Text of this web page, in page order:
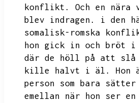
konflikt.
Och en
blev indragen.
i den
somalisk-romska
hon gick in och bröt i
där de höll på att slå
kille halvt i äl.
Hon
person som bara
emellan när hon ser en